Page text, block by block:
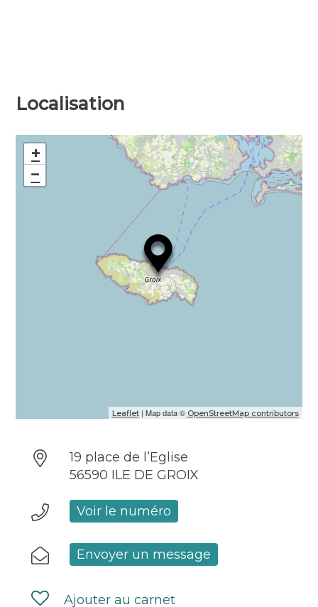
Localisation
+
−
Leaflet| Map data © OpenStreetMap contributors
19 place de l’Eglise
56590 ILE DE GROIX
Voir le numéro
Envoyer un message
Ajouter au carnet